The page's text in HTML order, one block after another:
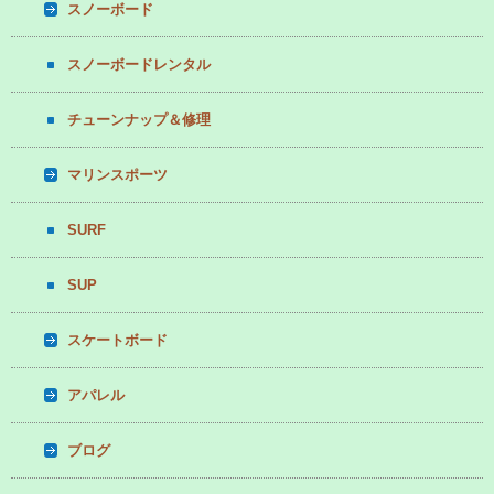
スノーボード
スノーボードレンタル
チューンナップ＆修理
マリンスポーツ
SURF
SUP
スケートボード
アパレル
ブログ